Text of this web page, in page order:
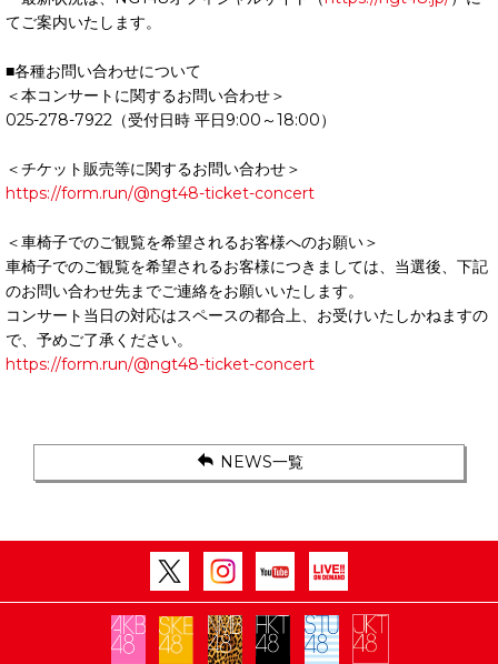
てご案内いたします。
■各種お問い合わせについて
＜本コンサートに関するお問い合わせ＞
025-278-7922（受付日時 平日9:00～18:00）
＜チケット販売等に関するお問い合わせ＞
https://form.run/@ngt48-ticket-concert
＜車椅子でのご観覧を希望されるお客様へのお願い＞
車椅子でのご観覧を希望されるお客様につきましては、当選後、下記
のお問い合わせ先までご連絡をお願いいたします。
コンサート当日の対応はスペースの都合上、お受けいたしかねますの
で、予めご了承ください。
https://form.run/@ngt48-ticket-concert
NEWS一覧